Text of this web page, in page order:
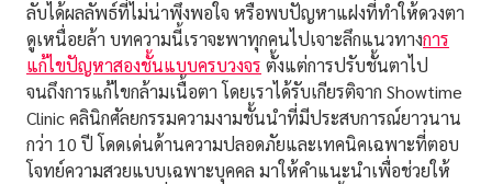
ลับได้ผลลัพธ์ที่ไม่น่าพึงพอใจ หรือพบปัญหาแฝงที่ทำให้ดวงตา
ดูเหนื่อยล้า บทความนี้เราจะพาทุกคนไปเจาะลึกแนวทางการ
แก้ไขปัญหาสองชั้นแบบครบวงจร ตั้งแต่การปรับชั้นตาไป
จนถึงการแก้ไขกล้ามเนื้อตา โดยเราได้รับเกียรติจาก Showtime
Clinic คลินิกศัลยกรรมความงามชั้นนำที่มีประสบการณ์ยาวนาน
กว่า 10 ปี โดดเด่นด้านความปลอดภัยและเทคนิคเฉพาะที่ตอบ
โจทย์ความสวยแบบเฉพาะบุคคล มาให้คำแนะนำเพื่อช่วยให้